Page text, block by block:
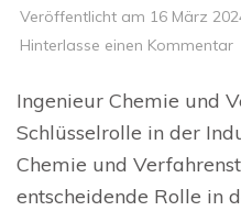
Veröffentlicht am 16 März
Hinterlasse einen Kommentarzu
Ingenieur Chemie und
Schlüsselrolle in der
Chemie und
entscheidende Rolle in